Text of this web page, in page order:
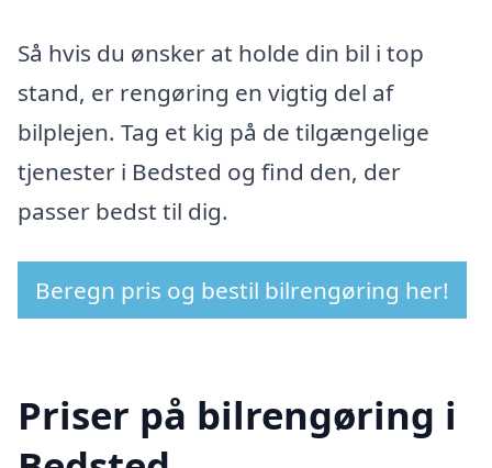
Så hvis du ønsker at holde din bil i top
stand, er rengøring en vigtig del af
bilplejen. Tag et kig på de tilgængelige
tjenester i Bedsted og find den, der
passer bedst til dig.
Beregn pris og bestil bilrengøring her!
Priser på bilrengøring i